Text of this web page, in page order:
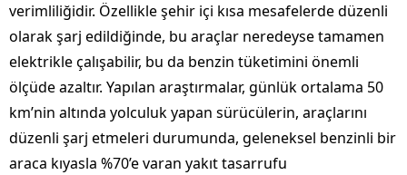
verimliliğidir. Özellikle şehir içi kısa mesafelerde düzenli
olarak şarj edildiğinde, bu araçlar neredeyse tamamen
elektrikle çalışabilir, bu da benzin tüketimini önemli
ölçüde azaltır. Yapılan araştırmalar, günlük ortalama 50
km’nin altında yolculuk yapan sürücülerin, araçlarını
düzenli şarj etmeleri durumunda, geleneksel benzinli bir
araca kıyasla %70’e varan yakıt tasarrufu